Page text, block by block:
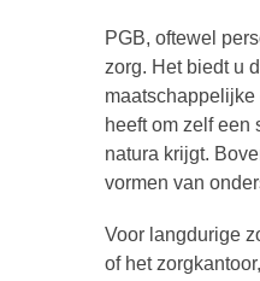
PGB, oftewel
zorg. Het biedt u
maatschappelijke
heeft om zelf
natura krijgt.
vormen van
Voor langdurige
of het